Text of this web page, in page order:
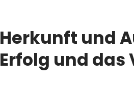
Herkunft und
Erfolg und das